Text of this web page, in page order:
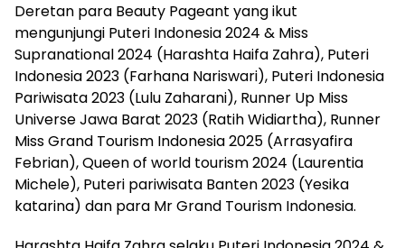
Deretan para Beauty Pageant yang ikut
mengunjungi Puteri Indonesia 2024 & Miss
Supranational 2024 (Harashta Haifa Zahra), Puteri
Indonesia 2023 (Farhana Nariswari), Puteri Indonesia
Pariwisata 2023 (Lulu Zaharani), Runner Up Miss
Universe Jawa Barat 2023 (Ratih Widiartha), Runner
Miss Grand Tourism Indonesia 2025 (Arrasyafira
Febrian), Queen of world tourism 2024 (Laurentia
Michele), Puteri pariwisata Banten 2023 (Yesika
katarina) dan para Mr Grand Tourism Indonesia.